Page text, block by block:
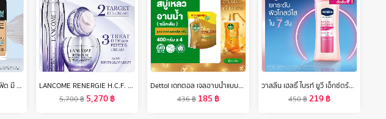
รองพื้นคุมมัน เมย์เบลลีน ฟิต มี แมท แอนด์ พอร์เลส 30 มล.MAYBELLINE FIT ME MATTE AND PORELESS LIQUID FOUNDATION 30 ML.(เครื่องสำอาง,รองพื้น,ครีมรองพื้น,เนื้อแมท)
LANCOME RENERGIE H.C.F. TRIPLE SERUM 50 ML ลังโคมเซรั่มผสาน 3 พลัง ป้องกันริ้วรอยแห่งวัยในหนึ่งเดียว (เซรั่ม ลังโคม ริ้วรอย ไฮยา วิตซี)
5,700฿ 5,270฿
Dettol เดทตอล เจลอาบน้ำแบบถุงเติม สบู่เหลวเดทตอล แอนตี้แบคทีเรีย ถุงเติม 400มล.X4 (เลือกสูตรด้านใน)
436฿ 185 ฿
วาสลีน เฮลธี้ ไบรท์ ยูวี เอ็กซ์ตร้า ไบร์ทเทนนิ่ง กูลต้า โกลว์ โลชั่น 300 มล. แพ็คคู่ Vaseline Healthy Bright UV Extra Brightening G
450฿219฿